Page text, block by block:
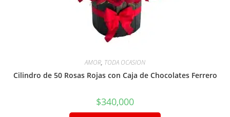
AMOR, TODA OCASION
Cilindro de 50 Rosas Rojas con Caja de Chocolates Ferrero
$340,000